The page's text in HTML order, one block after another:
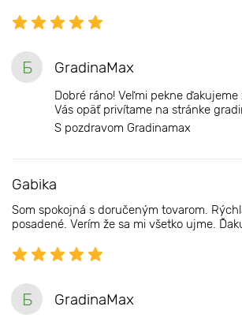
Б GradinaMax
Dobré ráno! Veľmi pekne ďakujeme
Vás opäť privítame na stránke
S pozdravom Gradinamax
Gabika
Som spokojná s doručeným tovarom.
posadené. Verím že sa mi všetko ujme.
Б GradinaMax